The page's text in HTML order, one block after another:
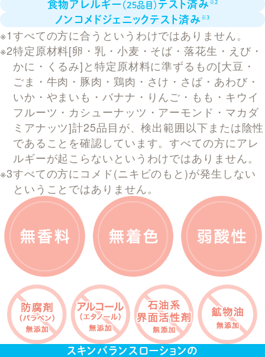
食物アレルギー （25品目） テスト済み ※2
ノンコメドジェニックテスト済み ※3
すべての方に合うというわけではありません。
特定原材料[卵・乳・小麦・そば・落花生・えび・
かに・くるみ]と特定原材料に準ずるもの[大豆・
ごま・牛肉・豚肉・鶏肉・さけ・さば・あわび・
いか・やまいも・バナナ・りんご・もも・キウイ
フルーツ・カシューナッツ・アーモンド・マカダ
ミアナッツ]計25品目が、検出範囲以下または陰性
であることを確認しています。すべての方にアレ
ルギーが起こらないというわけではありません。
すべての方にコメド(ニキビのもと)が発生しない
ということではありません。
スキンバランスローションの